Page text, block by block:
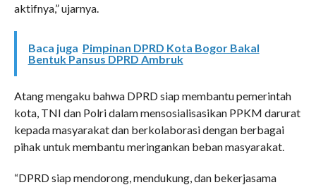
aktifnya,” ujarnya.
Baca juga Pimpinan DPRD Kota Bogor Bakal
Bentuk Pansus DPRD Ambruk
Atang mengaku bahwa DPRD siap membantu pemerintah
kota, TNI dan Polri dalam mensosialisasikan PPKM darurat
kepada masyarakat dan berkolaborasi dengan berbagai
pihak untuk membantu meringankan beban masyarakat.
“DPRD siap mendorong, mendukung, dan bekerjasama